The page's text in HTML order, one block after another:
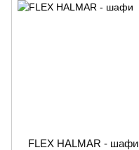
FLEX HALMAR - шафи